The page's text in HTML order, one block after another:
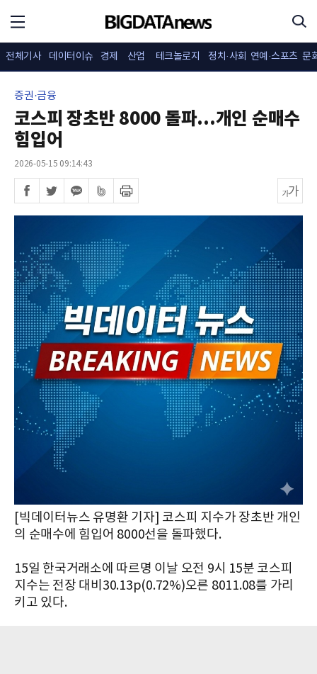
전체기사 데이터이슈 경제 산업 테크놀로지 정치·사회 연예·스포츠 문
증권·금융
코스피 장초반 8000 돌파...개인 순매수
힘입어
2026-05-15 09:14:43
[빅데이터뉴스 유명환 기자] 코스피 지수가 장초반 개인
의 순매수에 힘입어 8000선을 돌파했다.
15일 한국거래소에 따르명 이날 오전 9시 15분 코스피
지수는 전장 대비30.13p(0.72%)오른 8011.08를 가리
키고 있다.